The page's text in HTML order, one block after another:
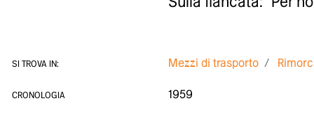
Sulla fiancata: "Per
SI TROVA IN: Mezzi di trasporto
CRONOLOGIA 1959